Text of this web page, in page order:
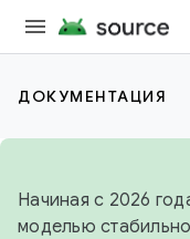
ДОКУМЕНТАЦИЯ
Начиная с 2026
моделью